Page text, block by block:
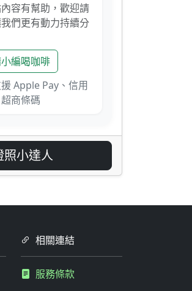
容有幫助，歡迎請
們更有動力持續分
編喝咖啡
Apple Pay、信用
商條碼
照小達人
相關連結
服務條款